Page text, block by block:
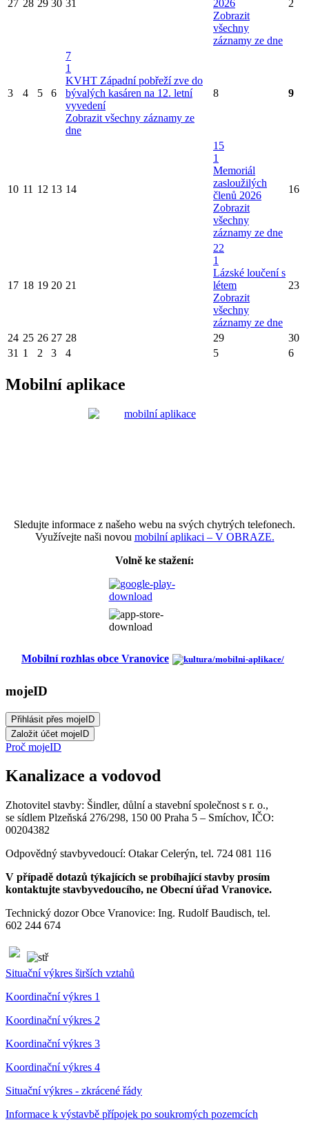
27 28 29 30 31
2026
Zobrazit
všechny
záznamy ze dne
2
3 4 5 6
7
1
KVHT Západní pobřeží zve do
bývalých kasáren na 12. letní
vyvedení
Zobrazit všechny záznamy ze
dne
8 9
10 11 12 13 14
15
1
Memoriál
zasloužilých
členů 2026
Zobrazit
všechny
záznamy ze dne
16
17 18 19 20 21
22
1
Lázské loučení s
létem
Zobrazit
všechny
záznamy ze dne
23
24 25 26 27 28 29
30
31 1 2 3 4 5 6
Mobilní aplikace
Sledujte informace z našeho webu na svých chytrých telefonech.
Využívejte naši novou mobilní aplikaci – V OBRAZE.
Volně ke stažení:
Mobilní rozhlas obce Vranovice
mojeID
Proč mojeID
Kanalizace a vodovod
Zhotovitel stavby: Šindler, důlní a stavební společnost s r. o.,
se sídlem Plzeňská 276/298, 150 00 Praha 5 – Smíchov, IČO:
00204382
Odpovědný stavbyvedoucí: Otakar Celerýn, tel. 724 081 116
V případě dotazů týkajících se probíhající stavby prosím
kontaktujte stavbyvedoucího, ne Obecní úřad Vranovice.
Technický dozor Obce Vranovice: Ing. Rudolf Baudisch, tel.
602 244 674
Situační výkres širších vztahů
Koordinační výkres 1
Koordinační výkres 2
Koordinační výkres 3
Koordinační výkres 4
Situační výkres - zkrácené řády
Informace k výstavbě přípojek po soukromých pozemcích